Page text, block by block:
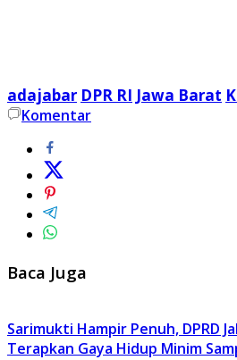
adajabar DPR RI Jawa Barat
Komentar
Baca Juga
Sarimukti Hampir Penuh, DPRD
Terapkan Gaya Hidup Minim